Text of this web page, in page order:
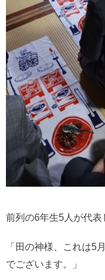
前列の6年生5人が代表
「田の神様、これは5
でございます。」